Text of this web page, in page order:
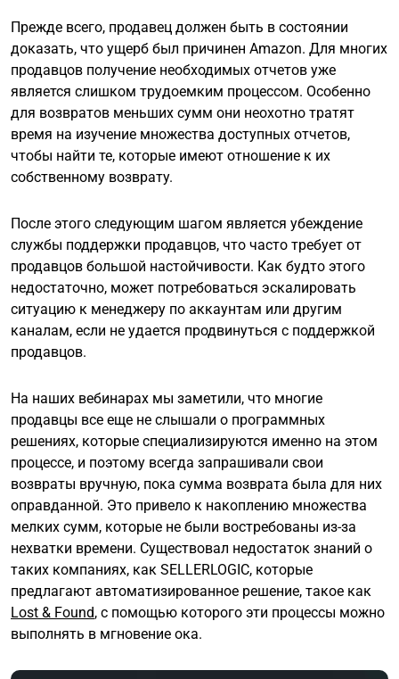
Прежде всего, продавец должен быть в состоянии
доказать, что ущерб был причинен Amazon. Для многих
продавцов получение необходимых отчетов уже
является слишком трудоемким процессом. Особенно
для возвратов меньших сумм они неохотно тратят
время на изучение множества доступных отчетов,
чтобы найти те, которые имеют отношение к их
собственному возврату.
После этого следующим шагом является убеждение
службы поддержки продавцов, что часто требует от
продавцов большой настойчивости. Как будто этого
недостаточно, может потребоваться эскалировать
ситуацию к менеджеру по аккаунтам или другим
каналам, если не удается продвинуться с поддержкой
продавцов.
На наших вебинарах мы заметили, что многие
продавцы все еще не слышали о программных
решениях, которые специализируются именно на этом
процессе, и поэтому всегда запрашивали свои
возвраты вручную, пока сумма возврата была для них
оправданной. Это привело к накоплению множества
мелких сумм, которые не были востребованы из-за
нехватки времени. Существовал недостаток знаний о
таких компаниях, как SELLERLOGIC, которые
предлагают автоматизированное решение, такое как
Lost & Found, с помощью которого эти процессы можно
выполнять в мгновение ока.